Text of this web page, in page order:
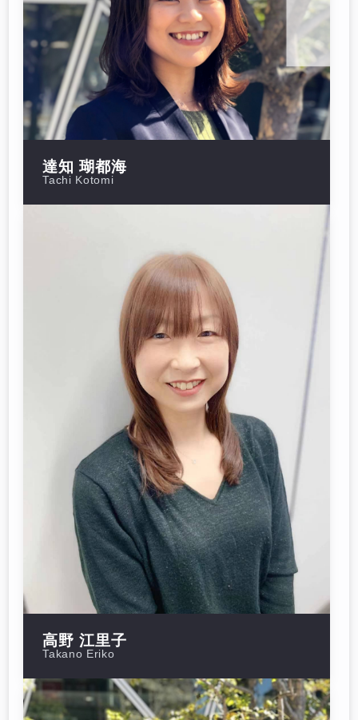
達知 瑚都海
Tachi Kotomi
高野 江里子
Takano Eriko